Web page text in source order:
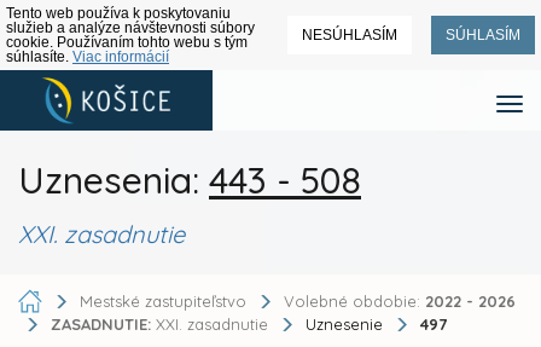
Tento web používa k poskytovaniu
služieb a analýze návštevnosti súbory
cookie. Používaním tohto webu s tým
súhlasíte. Viac informácií
NESÚHLASÍM SÚHLASÍM
Uznesenia: 443 - 508
XXI. zasadnutie
Mestské zastupiteľstvo Volebné obdobie: 2022 - 2026
ZASADNUTIE: XXI. zasadnutie Uznesenie 497